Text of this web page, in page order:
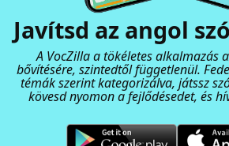
Javítsd az angol
A VocZilla a tökéletes alkalmazás
bővítésére, szintedtől függetlenül.
témák szerint kategorizálva, játssz
kövesd nyomon a fejlődésedet, és